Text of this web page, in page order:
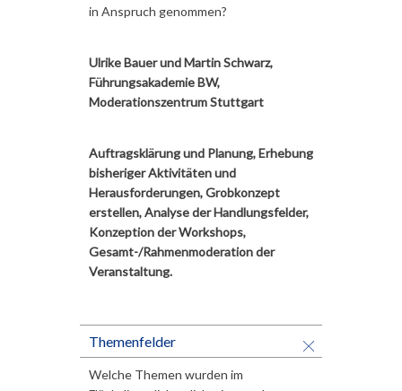
in Anspruch genommen?
Ulrike Bauer und Martin Schwarz,
Führungsakademie BW,
Moderationszentrum Stuttgart
Auftragsklärung und Planung, Erhebung
bisheriger Aktivitäten und
Herausforderungen, Grobkonzept
erstellen, Analyse der Handlungsfelder,
Konzeption der Workshops,
Gesamt-/Rahmenmoderation der
Veranstaltung.
Themenfelder
Welche Themen wurden im